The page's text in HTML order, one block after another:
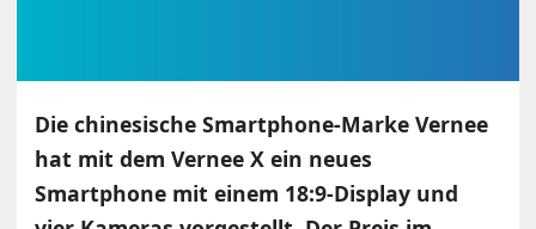
Die chinesische Smartphone-Marke Vernee
hat mit dem Vernee X ein neues
Smartphone mit einem 18:9-Display und